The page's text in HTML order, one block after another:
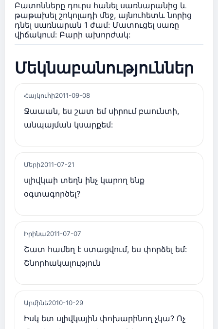
Բատոնները դուրս հանել սառնարանից և
թաթախել շոկոլադի մեջ, այնուհետև նորից
դնել սառնարան 1 ժամ: Մատուցել սառը
վիճակում: Բարի ախորժակ:
Մեկնաբանություններ
Հայկուհի2011-09-08
Ջաաան, ես շատ եմ սիրում բաունտի,
անպայման կսարքեմ:
Մերի2011-07-21
սլիվկաի տեղն ինչ կարող ենք
օգտագործել?
Իրինա2011-07-07
Շատ համեղ է ստացվում, ես փորձել եմ:
Շնորհակալություն
Արմինե2010-10-29
Իսկ ետ սլիվկային փոխարինող չկա? Ոչ